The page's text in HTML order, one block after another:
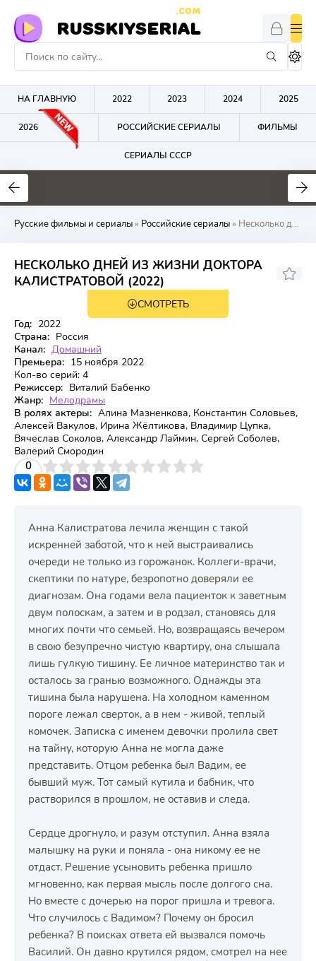
RUSSKIYSERIAL
.COM
НА ГЛАВНУЮ 2022 2023 2024 2025
2026 РОССИЙСКИЕ СЕРИАЛЫ ФИЛЬМЫ
СЕРИАЛЫ СССР
0
Русские фильмы и сериалы» Российские сериалы» Несколько дней
НЕСКОЛЬКО ДНЕЙ ИЗ ЖИЗНИ ДОКТОРА
КАЛИСТРАТОВОЙ (2022)
СМОТРЕТЬ
Год: 2022
Страна: Россия
Канал: Домашний
Премьера: 15 ноября 2022
Кол-во серий: 4
Режиссер: Виталий Бабенко
Жанр: Мелодрамы
В ролях актеры: Алина Мазненкова, Константин Соловьев,
Алексей Вакулов, Ирина Жёлтикова, Владимир Цупка,
Вячеслав Соколов, Александр Лаймин, Сергей Соболев,
Валерий Смородин
0
4 5 6 7 8 9 10
Анна Калистратова лечила женщин с такой
искренней заботой, что к ней выстраивались
очереди не только из горожанок. Коллеги-врачи,
скептики по натуре, безропотно доверяли ее
диагнозам. Она годами вела пациенток к заветным
двум полоскам, а затем и в родзал, становясь для
многих почти что семьей. Но, возвращаясь вечером
в свою безупречно чистую квартиру, она слышала
лишь гулкую тишину. Ее личное материнство так и
осталось за гранью возможного. Однажды эта
тишина была нарушена. На холодном каменном
пороге лежал сверток, а в нем - живой, теплый
комочек. Записка с именем девочки пролила свет
на тайну, которую Анна не могла даже
представить. Отцом ребенка был Вадим, ее
бывший муж. Тот самый кутила и бабник, что
растворился в прошлом, не оставив и следа.
Сердце дрогнуло, и разум отступил. Анна взяла
малышку на руки и поняла - она никому ее не
отдаст. Решение усыновить ребенка пришло
мгновенно, как первая мысль после долгого сна.
Но вместе с дочерью на порог пришла и тревога.
Что случилось с Вадимом? Почему он бросил
ребенка? В поисках ответа ей вызвался помочь
Василий. Он давно крутился рядом, смотрел на нее